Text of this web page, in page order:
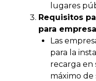
lugares
Requisitos
para
Las
para la
recarga en
máximo de